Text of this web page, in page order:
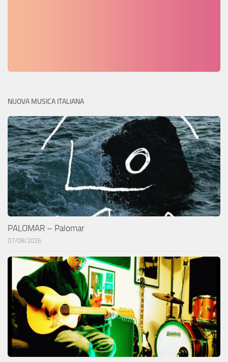
NUOVA MUSICA ITALIANA
PALOMAR – Palomar
07/08/2026